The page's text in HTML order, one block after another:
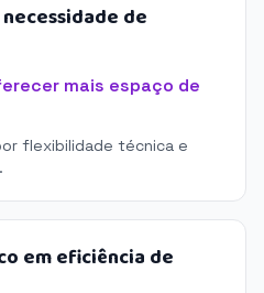
de
mais espaço de
flexibilidade técnica e
em eficiência de